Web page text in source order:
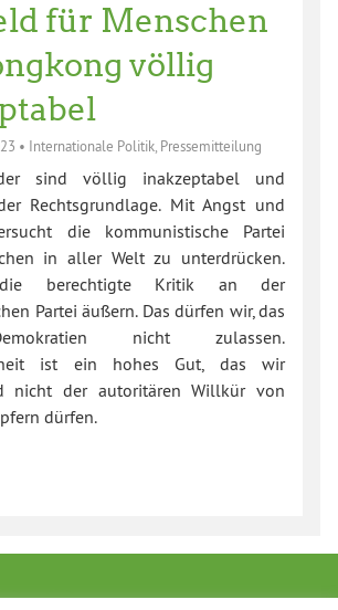
für Menschen
völlig
• Internationale Politik, Pressemitteilung
sind völlig inakzeptabel und
Rechtsgrundlage. Mit Angst und
die kommunistische Partei
in aller Welt zu unterdrücken.
die berechtigte Kritik an der
Partei äußern. Das dürfen wir, das
nicht zulassen.
ist ein hohes Gut, das wir
nicht der autoritären Willkür von
dürfen.